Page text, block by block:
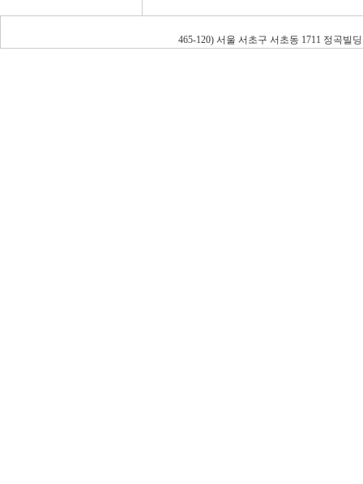
465-120) 서울 서초구 서초동 1711 정곡빌